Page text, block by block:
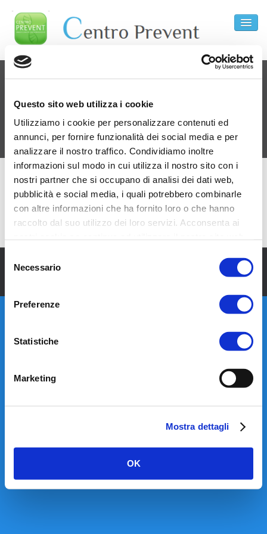
Questo sito web utilizza i cookie
Utilizziamo i cookie per personalizzare contenuti ed
annunci, per fornire funzionalità dei social media e per
analizzare il nostro traffico. Condividiamo inoltre
informazioni sul modo in cui utilizza il nostro sito con i
nostri partner che si occupano di analisi dei dati web,
pubblicità e social media, i quali potrebbero combinarle
con altre informazioni che ha fornito loro o che hanno
raccolto dal suo utilizzo dei loro servizi. Acconsenta ai
delNecessario
Preferenze
Statistiche
Marketing
Mostra dettagli
OK
HOME
IL LABORATORIO
I NOSTRI SERVIZI
ACCETTAZIONE CON ORARIO
FLESSIBILE
Go
Siamo aperti dal lunedì al venerdì dalle ore 7,30 alle 17,00
Il sabato dalle 8,00 alle 12,30 solo su appuntamento.
Copyright @ 2022 Centro Prevent - Cookie